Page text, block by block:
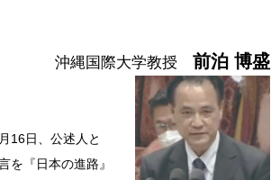
沖縄国際大学教授 前泊 博盛
16日、公述人と
を『日本の進路』